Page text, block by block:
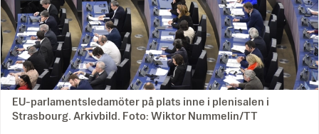
EU-parlamentsledamöter på plats inne i plenisalen i
Strasbourg. Arkivbild. Foto: Wiktor Nummelin/TT